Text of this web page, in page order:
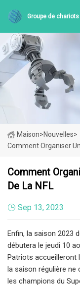
Groupe de
Maison>Nouvelles>
Comment Organiser
Comment
De La NFL
Sep 13, 2023
Enfin, la saison 2023
débutera le jeudi 10
Patriots accueilleront
la saison régulière ne
les champions du